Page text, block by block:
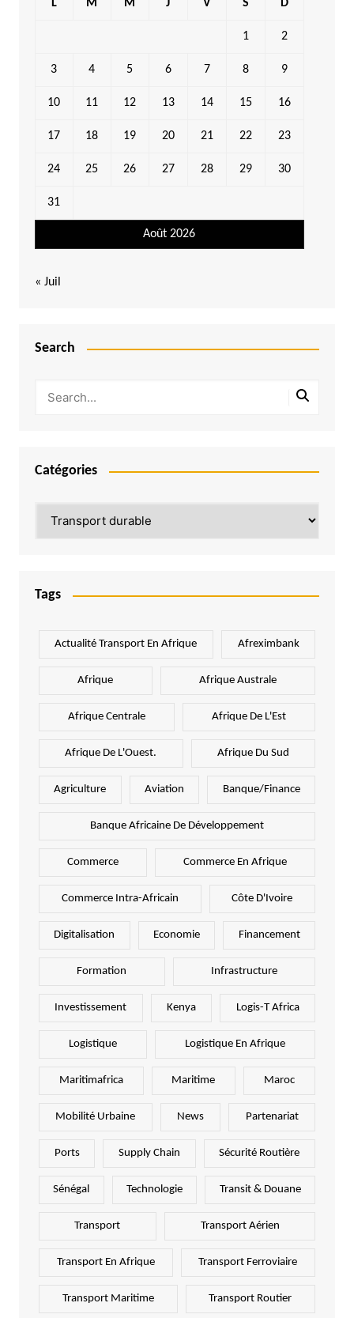
Août 2026
L M M J V S D
1 2
3 4 5 6 7 8 9
10 11 12 13 14 15 16
17 18 19 20 21 22 23
24 25 26 27 28 29 30
31
« Juil
Search
Catégories
Tags
Actualité Transport En Afrique Afreximbank
Afrique Afrique Australe
Afrique Centrale Afrique De L'Est
Afrique De L'Ouest. Afrique Du Sud
Agriculture Aviation Banque/Finance
Banque Africaine De Développement
Commerce Commerce En Afrique
Commerce Intra-Africain Côte D'Ivoire
Digitalisation Economie Financement
Formation Infrastructure
Investissement Kenya Logis-T Africa
Logistique Logistique En Afrique
Maritimafrica Maritime Maroc
Mobilité Urbaine News Partenariat
Ports Supply Chain Sécurité Routière
Sénégal Technologie Transit & Douane
Transport Transport Aérien
Transport En Afrique Transport Ferroviaire
Transport Maritime Transport Routier